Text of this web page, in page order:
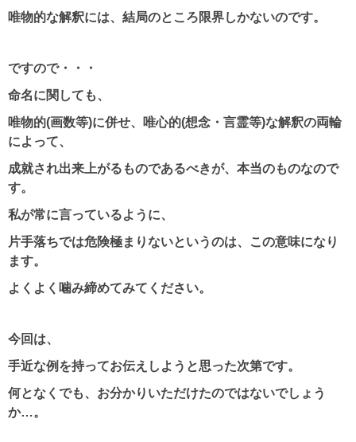
唯物的な解釈には、結局のところ限界しかないのです。
ですので・・・
命名に関しても、
唯物的(画数等)に併せ、唯心的(想念・言霊等)な解釈の両輪
によって、
成就され出来上がるものであるべきが、本当のものなので
す。
私が常に言っているように、
片手落ちでは危険極まりないというのは、この意味になり
ます。
よくよく噛み締めてみてください。
今回は、
手近な例を持ってお伝えしようと思った次第です。
何となくでも、お分かりいただけたのではないでしょう
か…。